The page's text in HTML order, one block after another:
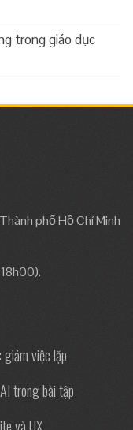
trong giáo dục
phố Hồ Chí Minh
việc lặp
trong bài tập